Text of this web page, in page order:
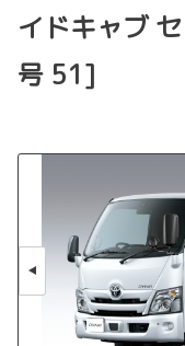
イドキャブ
号 51]